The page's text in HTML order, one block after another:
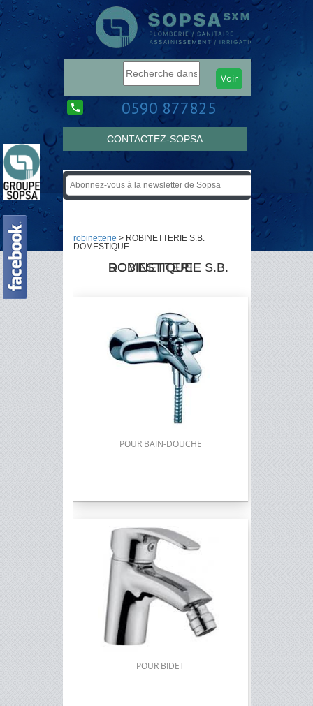
0590 877825
CONTACTEZ-SOPSA
robinetterie > ROBINETTERIE S.B.
DOMESTIQUE
ROBINETTERIE S.B. DOMESTIQUE
POUR BAIN-DOUCHE
POUR BIDET